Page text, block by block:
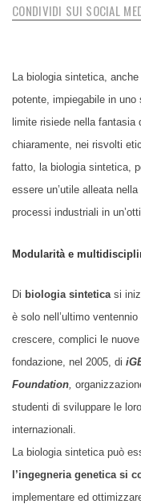
CONDIVIDI SUI SOCIAL
La biologia sintetica,
potente, impiegabile in
limite risiede nella fantasia
chiaramente, nei risvolti
fatto, la biologia sintetica,
essere un’utile alleata
processi industriali in
Modularità e
Di biologia sintetica si
è solo nell’ultimo
crescere, complici le
fondazione, nel 2005, di
Foundation
studenti di sviluppare le
internazionali.
La biologia sintetica può
l’ingegneria genetica si
implementare ed